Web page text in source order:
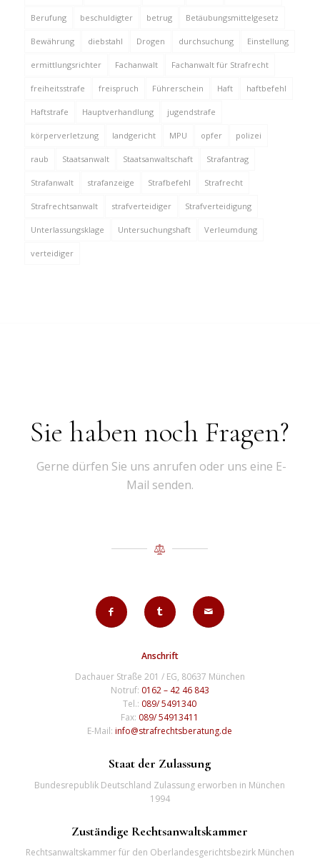
Berufung beschuldigter betrug Betäubungsmittelgesetz
Bewährung diebstahl Drogen durchsuchung Einstellung
ermittlungsrichter Fachanwalt Fachanwalt für Strafrecht
freiheitsstrafe freispruch Führerschein Haft haftbefehl
Haftstrafe Hauptverhandlung jugendstrafe
körperverletzung landgericht MPU opfer polizei
raub Staatsanwalt Staatsanwaltschaft Strafantrag
Strafanwalt strafanzeige Strafbefehl Strafrecht
Strafrechtsanwalt strafverteidiger Strafverteidigung
Unterlassungsklage Untersuchungshaft Verleumdung
verteidiger
Sie haben noch Fragen?
Gerne dürfen Sie uns anrufen oder uns eine E-
Mail senden.
Anschrift
Dachauer Straße 201 / EG, 80637 München
Notruf: 0162 – 42 46 843
Tel.: 089/ 5491340
Fax: 089/ 54913411
E-Mail:info@strafrechtsberatung.de
Staat der Zulassung
Bundesrepublik Deutschland Zulassung erworben in München
1994
Zuständige Rechtsanwaltskammer
Rechtsanwaltskammer für den Oberlandesgerichtsbezirk München